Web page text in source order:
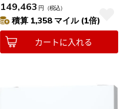
149,463 円 （税込）
積算 1,358 マイル (1倍)
カートに入れる